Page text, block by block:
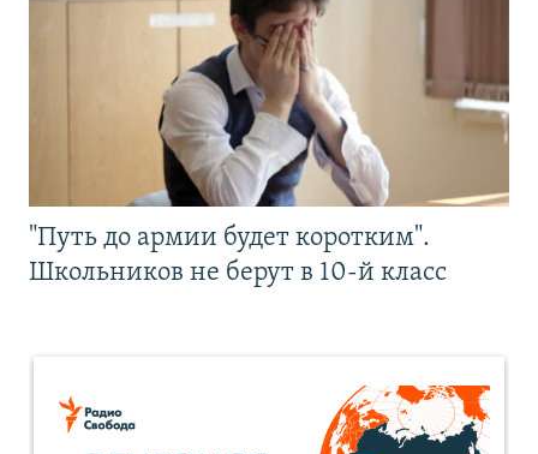
"Путь до армии будет коротким".
Школьников не берут в 10-й класс